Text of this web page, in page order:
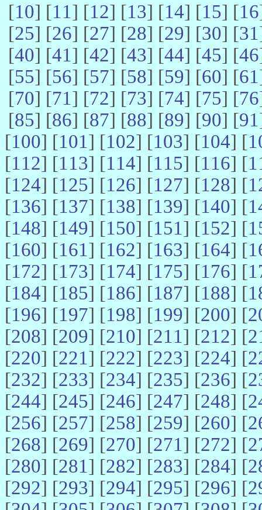
[10] [11] [12] [13] [14] [15] [16
[25] [26] [27] [28] [29] [30] [31
[40] [41] [42] [43] [44] [45] [46
[55] [56] [57] [58] [59] [60] [61
[70] [71] [72] [73] [74] [75] [76
[85] [86] [87] [88] [89] [90] [91
[100] [101] [102] [103] [104] [
[112] [113] [114] [115] [116] [
[124] [125] [126] [127] [128] [
[136] [137] [138] [139] [140] [
[148] [149] [150] [151] [152] [
[160] [161] [162] [163] [164] [
[172] [173] [174] [175] [176] [
[184] [185] [186] [187] [188] [
[196] [197] [198] [199] [200] [
[208] [209] [210] [211] [212] [
[220] [221] [222] [223] [224] [
[232] [233] [234] [235] [236] [
[244] [245] [246] [247] [248] [
[256] [257] [258] [259] [260] [
[268] [269] [270] [271] [272] [
[280] [281] [282] [283] [284] [
[292] [293] [294] [295] [296] [